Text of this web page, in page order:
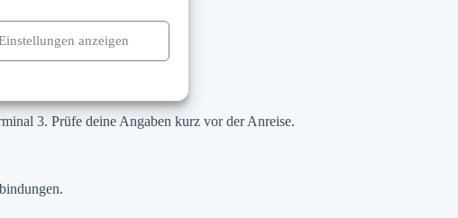
anzeigen
3. Prüfe deine Angaben kurz vor der Anreise.